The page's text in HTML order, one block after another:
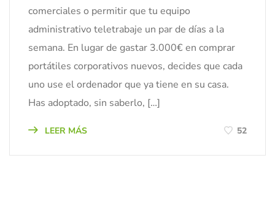
comerciales o permitir que tu equipo
administrativo teletrabaje un par de días a la
semana. En lugar de gastar 3.000€ en comprar
portátiles corporativos nuevos, decides que cada
uno use el ordenador que ya tiene en su casa.
Has adoptado, sin saberlo, […]
LEER MÁS 52